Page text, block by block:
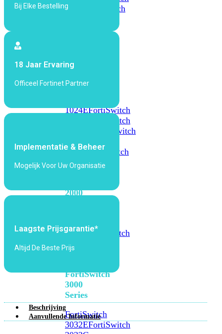
648F
FortiSwitch
1000
Series
1024EFortiSwitch
FortiSwitch
FortiSwitch
T1024F-
FPOEFortiSwitch
1048G
2000
2048FFortiSwitch
2048F-
B2F
FortiSwitch
3000
Series
FortiSwitch
3032EFortiSwitch
Bij Elke Bestelling
18 Jaar Ervaring
Officeel Fortinet Partner
Implementatie & Beheer
Mogelijk Voor Uw Organisatie
Laagste Prijsgarantie*
Altijd De Beste Prijs
Beschrijving
Aanvullende Informatie